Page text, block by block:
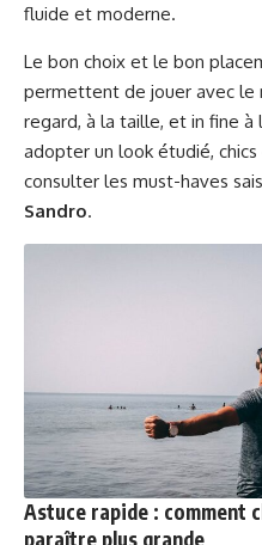
fluide et moderne.
Le bon choix et le bon
permettent de jouer avec le
regard, à la taille, et in fine
adopter un look étudié,
consulter les must-haves
Sandro.
Astuce rapide : comment
paraître plus grande